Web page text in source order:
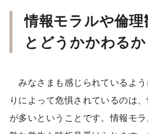
情報モラルや倫理
とどうかかわるか
みなさまも感じられているよう
りによって危惧されているのは
が多いということです。情報モ